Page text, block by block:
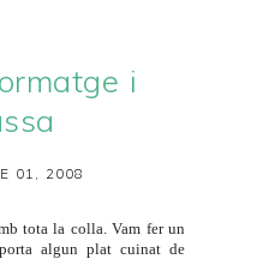
i
01, 2008
tota la colla. Vam fer un
algun plat cuinat de